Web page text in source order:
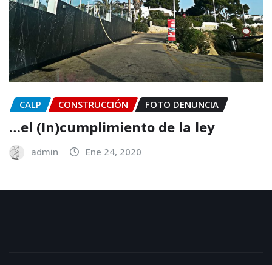
CALP CONSTRUCCIÓN FOTO DENUNCIA
…el (In)cumplimiento de la ley
admin Ene 24, 2020